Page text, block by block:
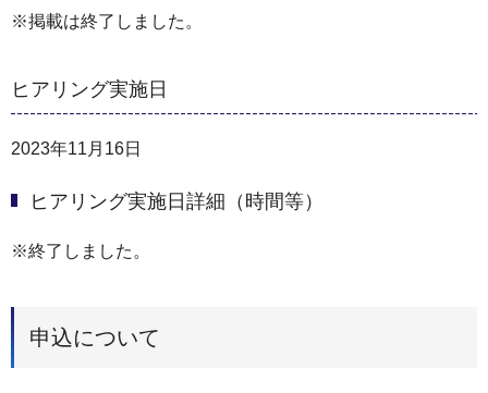
※掲載は終了しました。
ヒアリング実施日
2023年11月16日
ヒアリング実施日詳細（時間等）
※終了しました。
申込について